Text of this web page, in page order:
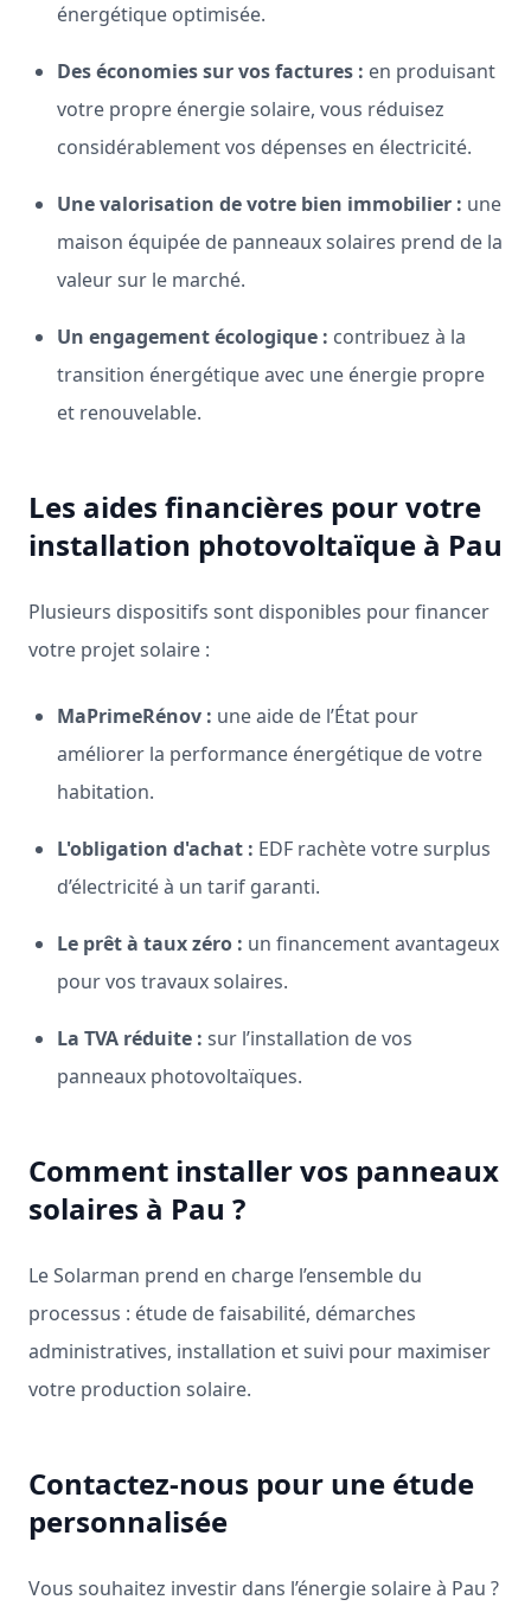
énergétique optimisée.
Des économies sur vos factures : en produisant
votre propre énergie solaire, vous réduisez
considérablement vos dépenses en électricité.
Une valorisation de votre bien immobilier : une
maison équipée de panneaux solaires prend de la
valeur sur le marché.
Un engagement écologique : contribuez à la
transition énergétique avec une énergie propre
et renouvelable.
Les aides financières pour votre
installation photovoltaïque à Pau
Plusieurs dispositifs sont disponibles pour financer
votre projet solaire :
MaPrimeRénov : une aide de l’État pour
améliorer la performance énergétique de votre
habitation.
L'obligation d'achat : EDF rachète votre surplus
d’électricité à un tarif garanti.
Le prêt à taux zéro : un financement avantageux
pour vos travaux solaires.
La TVA réduite : sur l’installation de vos
panneaux photovoltaïques.
Comment installer vos panneaux
solaires à Pau ?
Le Solarman prend en charge l’ensemble du
processus : étude de faisabilité, démarches
administratives, installation et suivi pour maximiser
votre production solaire.
Contactez-nous pour une étude
personnalisée
Vous souhaitez investir dans l’énergie solaire à Pau ?